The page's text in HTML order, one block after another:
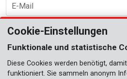
E-Mail
Passwort
passwort
Cookie-Einstellungen
Funktionale und statistische
Diese Cookies werden benötigt,
funktioniert. Sie sammeln anonym